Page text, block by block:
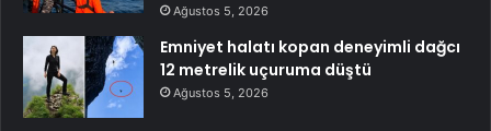
Ağustos 5, 2026
Emniyet halatı kopan deneyimli dağcı
12 metrelik uçuruma düştü
Ağustos 5, 2026